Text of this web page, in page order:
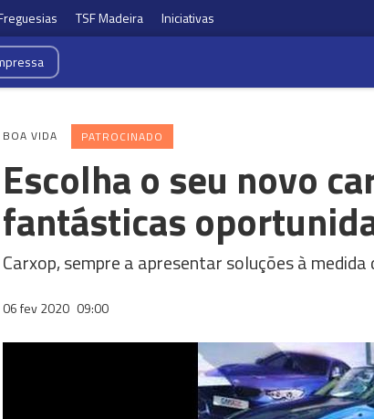
TSF Madeira Iniciativas
BOA VIDA PATROCINADO
Escolha o seu novo
fantásticas
Carxop, sempre a apresentar soluções à medida
06 fev 2020 09:00